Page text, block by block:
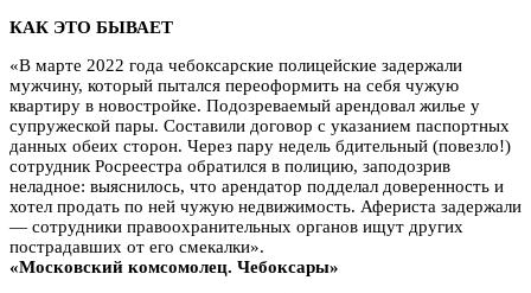
КАК ЭТО БЫВАЕТ
«В марте 2022 года чебоксарские полицейские задержали
мужчину, который пытался переоформить на себя чужую
квартиру в новостройке. Подозреваемый арендовал жилье у
супружеской пары. Составили договор с указанием паспортных
данных обеих сторон. Через пару недель бдительный (повезло!)
сотрудник Росреестра обратился в полицию, заподозрив
неладное: выяснилось, что арендатор подделал доверенность и
хотел продать по ней чужую недвижимость. Афериста задержали
— сотрудники правоохранительных органов ищут других
пострадавших от его смекалки».
«Московский комсомолец. Чебоксары»